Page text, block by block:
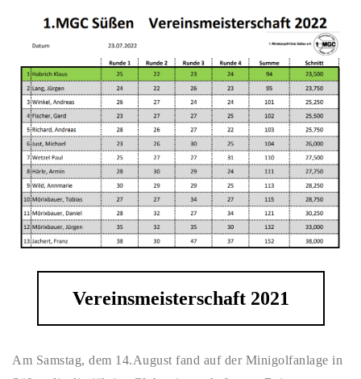
Vereinsmeisterschaft 2021
Am Samstag, dem 14.August fand auf der Minigolfanlage in